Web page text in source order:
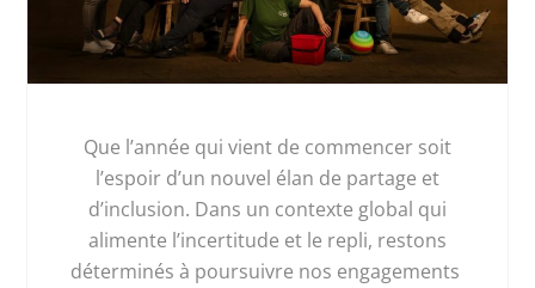
Que l’année qui vient de commencer soit
l’espoir d’un nouvel élan de partage et
d’inclusion. Dans un contexte global qui
alimente l’incertitude et le repli, restons
déterminés à poursuivre nos engagements